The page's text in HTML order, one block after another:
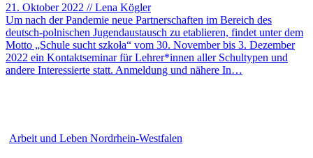
21. Oktober 2022 // Lena Kögler
Um nach der Pandemie neue Partnerschaften im Bereich des
deutsch-polnischen Jugendaustausch zu etablieren, findet unter dem
Motto „Schule sucht szkoła“ vom 30. November bis 3. Dezember
2022 ein Kontaktseminar für Lehrer*innen aller Schultypen und
andere Interessierte statt. Anmeldung und nähere In…
Arbeit und Leben Nordrhein-Westfalen